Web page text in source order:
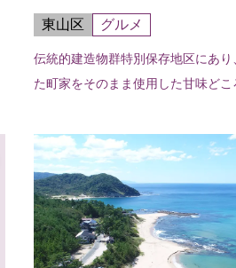
東山区 グルメ
伝統的建造物群特別保存地区にあり
た町家をそのまま使用した甘味ど
もこだわっており、あずきは十勝...